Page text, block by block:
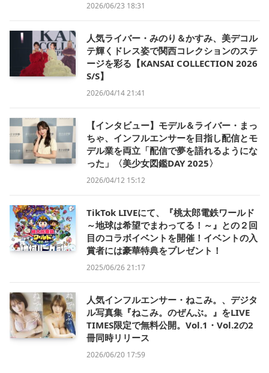
2026/06/23 18:31
人気ライバー・みのり＆かすみ、美デコル
テ輝くドレス姿で関西コレクションのステ
ージを彩る【KANSAI COLLECTION 2026
S/S】
2026/04/14 21:41
【インタビュー】モデル＆ライバー・まっ
ちゃ、インフルエンサーを目指し配信とモ
デル業を両立「配信で夢を語れるようにな
った」〈美少女図鑑DAY 2025〉
2026/04/12 15:12
TikTok LIVEにて、『桃太郎電鉄ワールド
～地球は希望でまわってる！～』との２回
目のコラボイベントを開催！イベントの入
賞者には豪華特典をプレゼント！
2025/06/26 21:17
人気インフルエンサー・ねこみ。、デジタ
ル写真集『ねこみ。のぜんぶ。』をLIVE
TIMES限定で無料公開。Vol.1・Vol.2の2
冊同時リリース
2026/06/20 17:59